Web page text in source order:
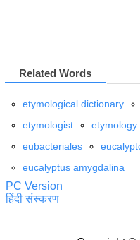
Related Words
etymological dictionary
etymologist
etymology
eubacteriales
eucalyptus amygdalina
PC Version
हिंदी संस्करण